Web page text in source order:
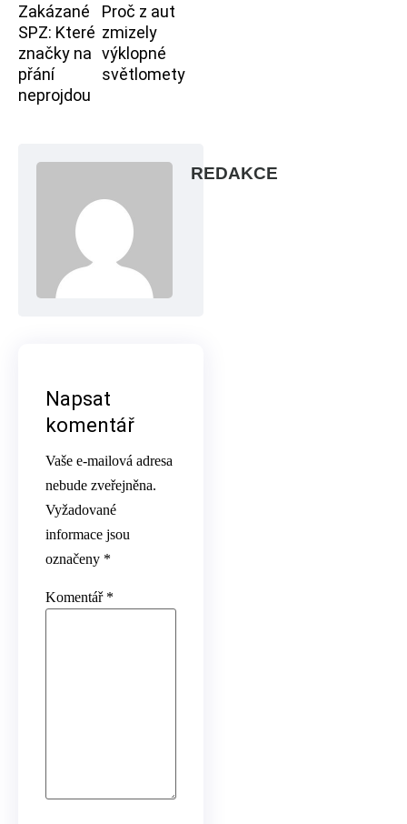
Zakázané
SPZ: Které
značky na
přání
neprojdou
Proč z aut
zmizely
výklopné
světlomety
REDAKCE
Napsat
komentář
Vaše e-mailová adresa
nebude zveřejněna.
Vyžadované
informace jsou
označeny *
Komentář *